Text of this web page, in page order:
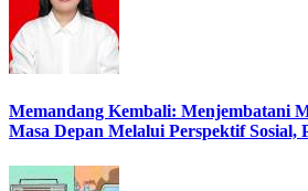
Memandang Kembali: Menjembatani
Masa Depan Melalui Perspektif Sosial,